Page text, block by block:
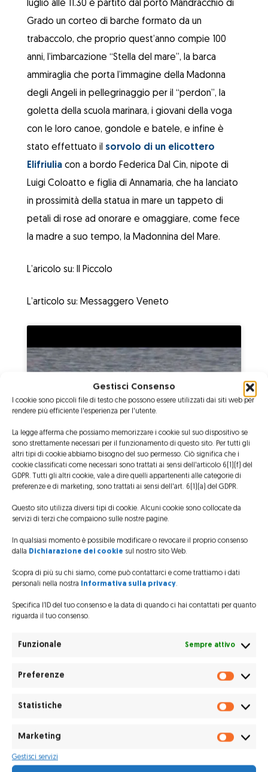
Gestisci Consenso
I cookie sono piccoli file di testo che possono essere utilizzati dai siti web per
rendere più efficiente l'esperienza per l'utente.
La legge afferma che possiamo memorizzare i cookie sul suo dispositivo se
sono strettamente necessari per il funzionamento di questo sito. Per tutti gli
altri tipi di cookie abbiamo bisogno del suo permesso. Ciò significa che i
cookie classificati come necessari sono trattati ai sensi dell'articolo 6(1)(f) del
GDPR. Tutti gli altri cookie, vale a dire quelli appartenenti alle categorie di
preferenze e di marketing, sono trattati ai sensi dell'art. 6(1)(a) del GDPR.
Questo sito utilizza diversi tipi di cookie. Alcuni cookie sono collocate da
servizi di terzi che compaiono sulle nostre pagine.
In qualsiasi momento è possibile modificare o revocare il proprio consenso
dalla Dichiarazione dei cookie sul nostro sito Web.
Scopra di più su chi siamo, come può contattarci e come trattiamo i dati
personali nella nostra Informativa sulla privacy.
Specifica l’ID del tuo consenso e la data di quando ci hai contattati per quanto
riguarda il tuo consenso.
Funzionale Sempre attivo
Preferenze
Statistiche
Marketing
Gestisci servizi
luglio alle 11.30 è partito dal porto Mandracchio di
Grado un corteo di barche formato da un
trabaccolo, che proprio quest’anno compie 100
anni, l’imbarcazione “Stella del mare”, la barca
ammiraglia che porta l’immagine della Madonna
degli Angeli in pellegrinaggio per il “perdon”, la
goletta della scuola marinara, i giovani della voga
con le loro canoe, gondole e batele, e infine è
stato effettuato il sorvolo di un elicottero
Elifriuliacon a bordo Federica Dal Cin, nipote di
Luigi Coloatto e figlia di Annamaria, che ha lanciato
in prossimità della statua in mare un tappeto di
petali di rose ad onorare e omaggiare, come fece
la madre a suo tempo, la Madonnina del Mare.
L’aricolo su: Il Piccolo
L’articolo su: Messaggero Veneto
Fai clic su "Accetto" per abilitare Youtube
Cookie Policy
Il video (5’30”) su:TGR FVG